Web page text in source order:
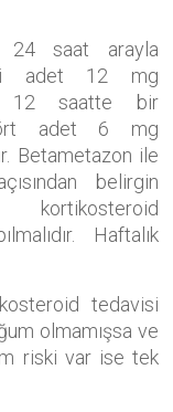
24 saat arayla
adet 12 mg
12 saatte bir
adet 6 mg
Betametazon ile
belirgin
kortikosteroid
Haftalık
tedavisi
olmamışsa ve
riski var ise tek